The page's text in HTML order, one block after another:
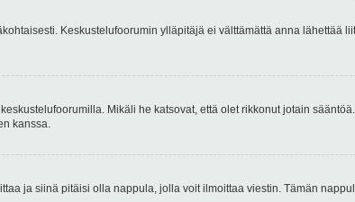
Keskustelufoorumin ylläpitäjä ei välttämättä anna
Mikäli he katsovat, että olet rikkonut jotain
kanssa.
ja siinä pitäisi olla nappula, jolla voit ilmoittaa viestin. Tämän